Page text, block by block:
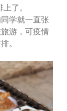
了。
学就一直张
游，可疫情
。